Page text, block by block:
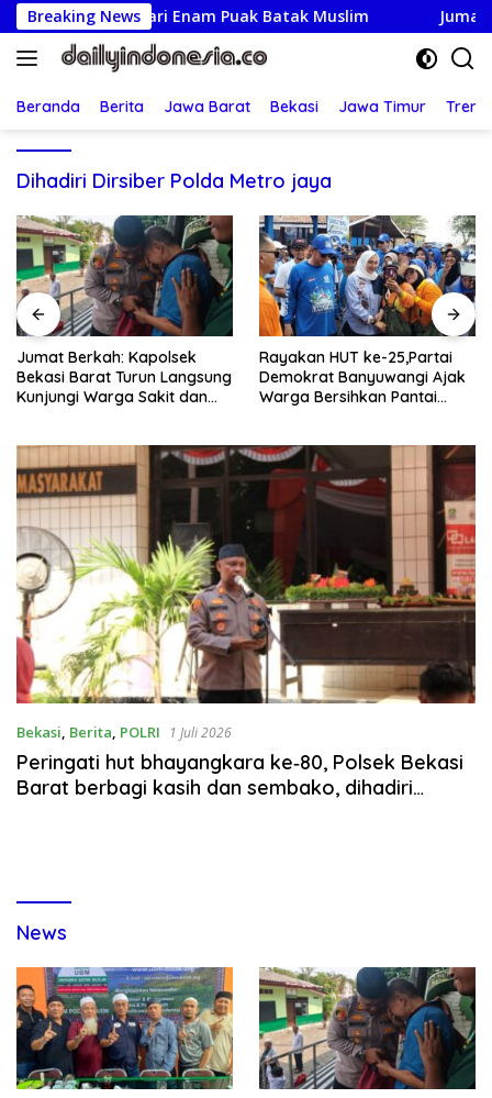
Langsung
ke
konten
Breaking News
Umum dari Enam Puak Batak Muslim Jumat
Beranda Berita Jawa Barat Bekasi Jawa Timur
Dihadiri Dirsiber Polda Metro jaya
Jumat Berkah: Kapolsek
Bekasi Barat Turun Langsung
Kunjungi Warga Sakit dan
Rayakan HUT ke-25,Partai
Demokrat Banyuwangi Ajak
Warga Bersihkan Pantai
Bekasi, Berita, POLRI 1 Juli 2026
Peringati hut bhayangkara ke‑80, Polsek Bekasi
Barat berbagi kasih dan sembako, dihadiri
News